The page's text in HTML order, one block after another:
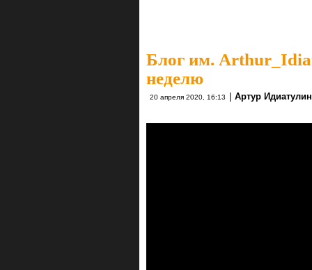
Блог им.
неделю
20 апреля 2020, 16:13 Артур